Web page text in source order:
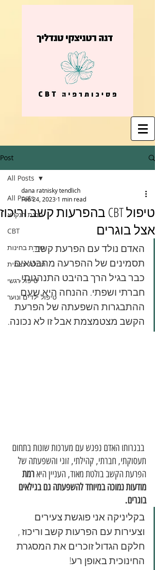
Post
All Posts
הבנת הנקרא
CBT
חרדת בחינות
חמלה עצמית
טיפול רגשי
טיפול ילדים ונוער
All Posts
טיפול CBT בהפרעות קשב וריכוז
אצל בוגרים
dana ratnisky tendlich
Feb 24, 2023 1 min read
האדם נולד עם הפרעת קשב.
תסמינים של ההפרעה מתבטאים
כבר בגיל הרך בהיבט התנהגותי,
חברתי ושפתי. ההנחה היא שעם
ההתבגרות השפעתה של הפרעת
הקשב מצטמצמת אבל זו לא נכונה.
בבגרותו האדם נפגש עם מערכות שונות בתחום
תעסוקתי, חברתי, קהילתי, זוגי והשפעתה של
הפרעת הקשב בולטת מאוד, העניין היא רמת
מודעות נמוכה במיוחד להשפעתה גם בגילאים
בוגרים.
בקליניקה אני פוגשת צעירים
וצעירות עם הפרעות קשב וריכוז ,
חלקם הגדול זוכרים את המסגרת
החינוכית באופן רע!